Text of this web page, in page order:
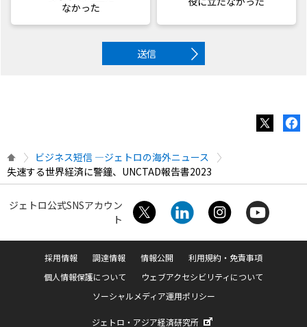
なかった
送信
ビジネス短信 ―ジェトロの海外ニュース
失速する世界経済に警鐘、UNCTAD報告書2023
ジェトロ公式SNSアカウン
ト
採用情報 調達情報 情報公開
利用規約・免責事項
個人情報保護について
ウェブアクセシビリティについて
ソーシャルメディア運用ポリシー
ジェトロ・アジア経済研究所